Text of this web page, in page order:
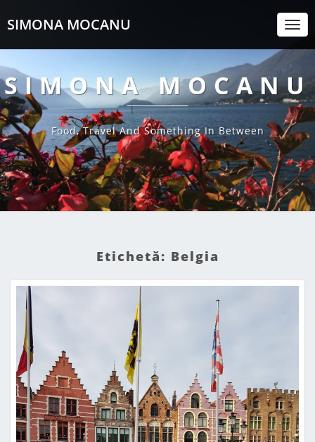
SIMONA MOCANU
SIMONA MOCANU
Food, Travel And Something In Between
Etichetă: Belgia